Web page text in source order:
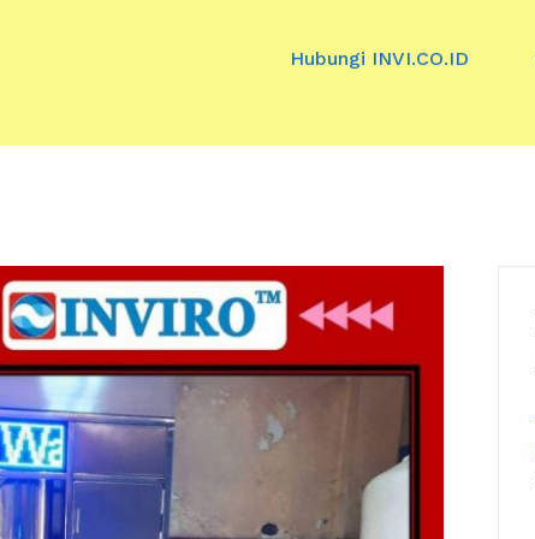
Hubungi INVI.CO.ID